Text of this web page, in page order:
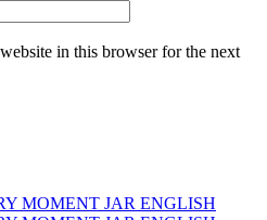
in this browser for the next